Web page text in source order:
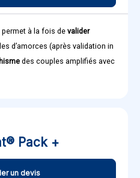
à la fois de valider
d’amorces (après validation in
des couples amplifiés avec
Pack +
un devis